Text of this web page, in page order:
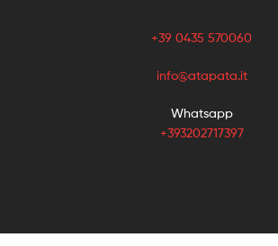
+39 0435 570060
info@atapata.it
Whatsapp
+393202717397